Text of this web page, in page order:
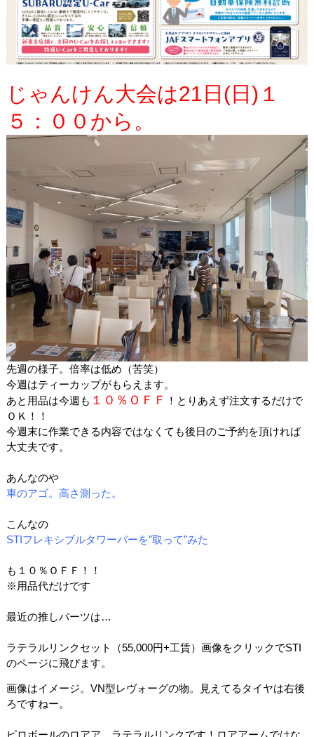
じゃんけん大会は21日(日)１
５：００から。
先週の様子。倍率は低め（苦笑）
今週はティーカップがもらえます。
あと用品は今週も １０％ＯＦＦ
！とりあえず注文するだけで
ＯＫ！！
今週末に作業できる内容ではなくても後日のご予約を頂ければ
大丈夫です。
あんなのや
車のアゴ。高さ測った。
こんなの
STIフレキシブルタワーバーを”取って”みた
も１０％ＯＦＦ！！
※用品代だけです
最近の推しパーツは…
ラテラルリンクセット（55,000円+工賃）画像をクリックでSTI
のページに飛びます。
画像はイメージ。VN型レヴォーグの物。見えてるタイヤは右後
ろですねー。
ピロボールのロアア…ラテラルリンクです！ロアアームではな